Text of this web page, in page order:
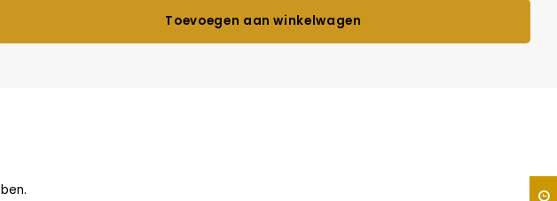
Toevoegen aan winkelwagen